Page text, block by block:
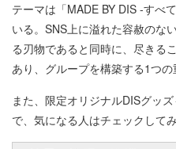
テーマは「MADE BY DIS -すべ
いる。SNS上に溢れた容赦のな
る刃物であると同時に、尽きる
あり、グループを構築する1つの
また、限定オリジナルDISグッ
で、気になる人はチェックして